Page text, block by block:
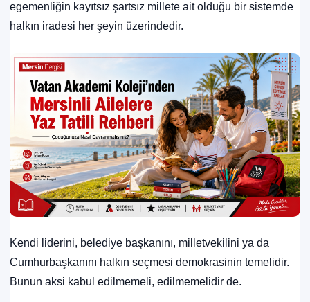
egemenliğin kayıtsız şartsız millete ait olduğu bir sistemde
halkın iradesi her şeyin üzerindedir.
Kendi liderini, belediye başkanını, milletvekilini ya da
Cumhurbaşkanını halkın seçmesi demokrasinin temelidir.
Bunun aksi kabul edilmemeli, edilmemelidir de.